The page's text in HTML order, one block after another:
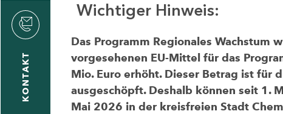
KONTAKT
Wichtiger Hinweis:
Das Programm Regionales Wachstum
vorgesehenen EU-Mittel für das
Mio. Euro erhöht. Dieser Betrag ist für
ausgeschöpft. Deshalb können seit 1.
Mai 2026 in der kreisfreien Stadt